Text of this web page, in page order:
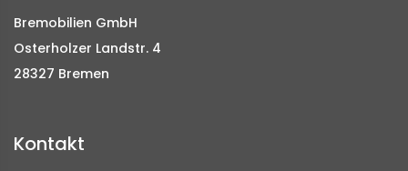
Bremobilien GmbH
Osterholzer Landstr. 4
28327 Bremen
Kontakt